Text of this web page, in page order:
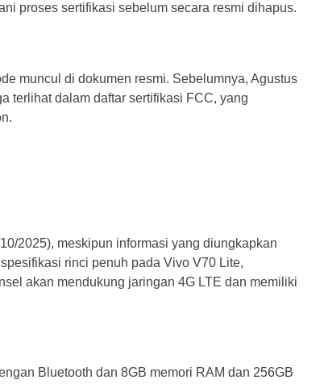
proses sertifikasi sebelum secara resmi dihapus.
muncul di dokumen resmi. Sebelumnya, Agustus
terlihat dalam daftar sertifikasi FCC, yang
2025), meskipun informasi yang diungkapkan
rinci penuh pada Vivo V70 Lite,
akan mendukung jaringan 4G LTE dan memiliki
Bluetooth dan 8GB memori RAM dan 256GB